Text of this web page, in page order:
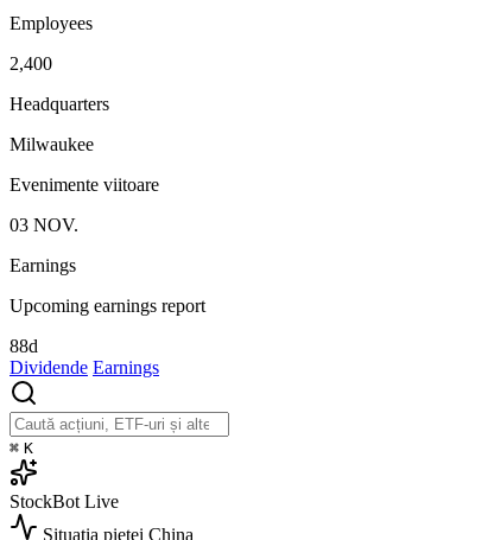
Employees
2,400
Headquarters
Milwaukee
Evenimente viitoare
03 NOV.
Earnings
Upcoming earnings report
88d
Dividende Earnings
⌘ K
StockBot Live
Situația pieței China